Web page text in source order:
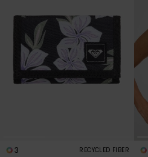
3 RECYCLED FIBER